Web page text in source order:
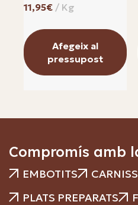
€
Afegeix al
pressupost
Compromís amb
EMBOTITS
PLATS PREPARATS